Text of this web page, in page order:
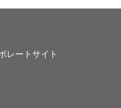
レートサイト